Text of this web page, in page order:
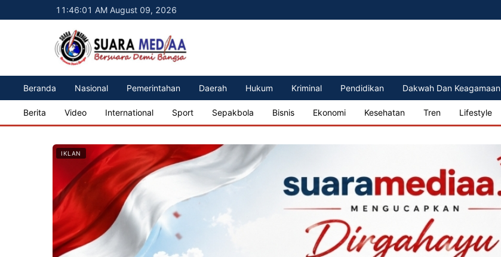
11:46:03 AM August 09, 2026
Beranda Nasional Pemerintahan Daerah Hukum Kriminal Pendidikan Dakwah Dan Keagamaan
Berita Video International Sport Sepakbola Bisnis Ekonomi Kesehatan Tren Lifestyle
IKLAN